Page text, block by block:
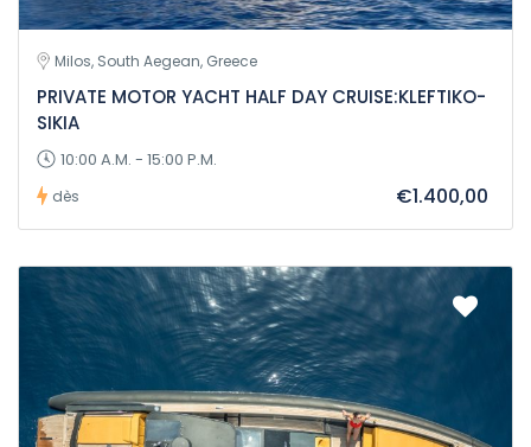
Milos, South Aegean, Greece
PRIVATE MOTOR YACHT HALF DAY CRUISE:KLEFTIKO-
SIKIA
10:00 A.M. - 15:00 P.M.
dès €1.400,00